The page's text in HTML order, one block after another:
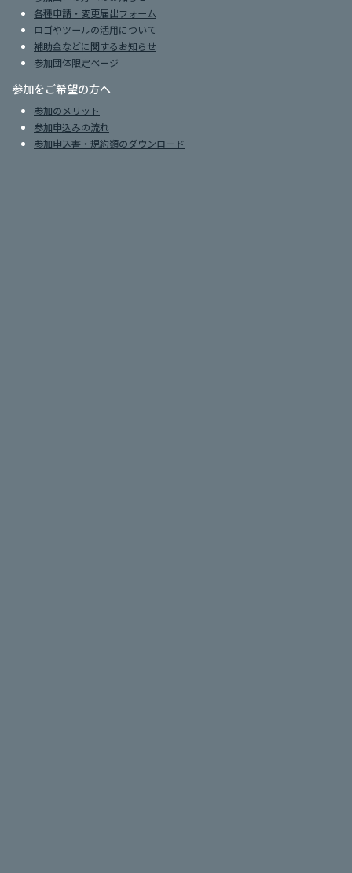
各種申請・変更届出フォーム
ロゴやツールの活用について
補助金などに関するお知らせ
参加団体限定ページ
参加をご希望の方へ
参加のメリット
参加申込みの流れ
参加申込書・規約類のダウンロード